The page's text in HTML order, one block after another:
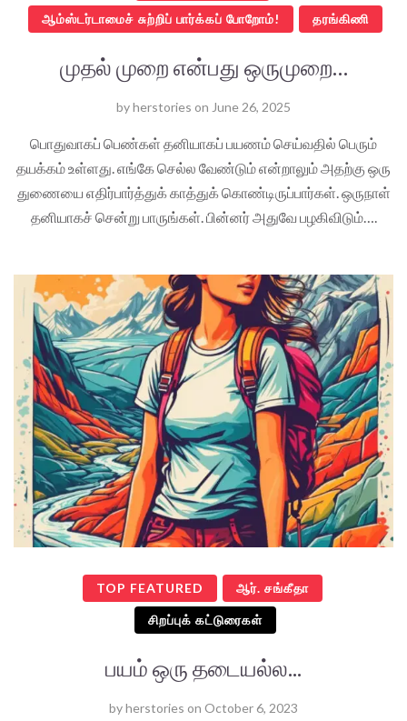
ஆம்ஸ்டர்டாமைச் சுற்றிப் பார்க்கப் போறோம்! தரங்கிணி
முதல் முறை என்பது ஒருமுறை…
byherstories on June 26, 2025
பொதுவாகப் பெண்கள் தனியாகப் பயணம் செய்வதில் பெரும்
தயக்கம் உள்ளது. எங்கே செல்ல வேண்டும் என்றாலும் அதற்கு ஒரு
துணையை எதிர்பார்த்துக் காத்துக் கொண்டிருப்பார்கள். ஒருநாள்
தனியாகச் சென்று பாருங்கள். பின்னர் அதுவே பழகிவிடும்….
TOP FEATURED ஆர். சங்கீதா
சிறப்புக் கட்டுரைகள்
பயம் ஒரு தடையல்ல...
byherstories on October 6, 2023